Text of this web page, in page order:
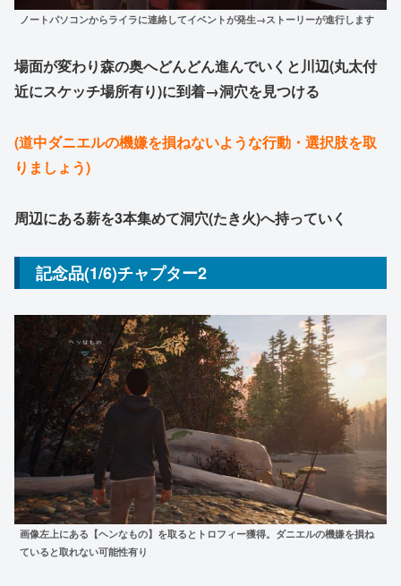
ノートパソコンからライラに連絡してイベントが発生→ストーリーが進行します
場面が変わり森の奥へどんどん進んでいくと川辺(丸太付
近にスケッチ場所有り)に到着→洞穴を見つける
(道中ダニエルの機嫌を損ねないような行動・選択肢を取
りましょう)
周辺にある薪を3本集めて洞穴(たき火)へ持っていく
記念品(1/6)チャプター2
画像左上にある【ヘンなもの】を取るとトロフィー獲得。ダニエルの機嫌を損ね
ていると取れない可能性有り